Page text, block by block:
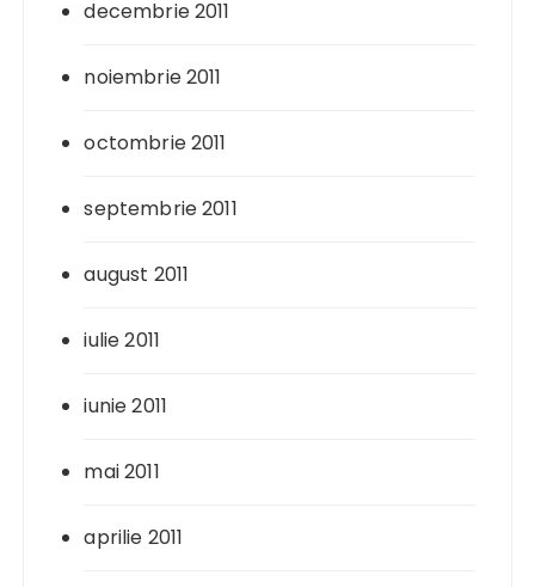
decembrie 2011
noiembrie 2011
octombrie 2011
septembrie 2011
august 2011
iulie 2011
iunie 2011
mai 2011
aprilie 2011